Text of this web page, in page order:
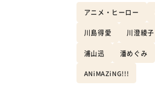
アニメ・ヒーロー
川島得愛 川澄綾子
浦山迅 潘めぐみ
ANiMAZiNG!!!